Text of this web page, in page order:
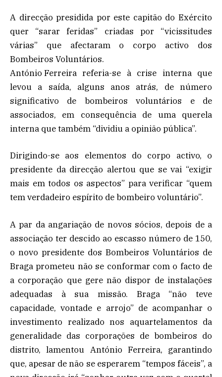
A direcção presidida por este capitão do Exército
quer “sarar feridas” criadas por “vicissitudes
várias” que afectaram o corpo activo dos
Bombeiros Voluntários.
António Ferreira referia-se à crise interna que
levou a saída, alguns anos atrás, de número
significativo de bombeiros voluntários e de
associados, em consequência de uma querela
interna que também “dividiu a opinião pública”.
Dirigindo-se aos elementos do corpo activo, o
presidente da direcção alertou que se vai “exigir
mais em todos os aspectos” para verificar “quem
tem verdadeiro espírito de bombeiro voluntário”.
A par da angariação de novos sócios, depois de a
associação ter descido ao escasso número de 150,
o novo presidente dos Bombeiros Voluntários de
Braga prometeu não se conformar com o facto de
a corporação que gere não dispor de instalações
adequadas à sua missão. Braga “não teve
capacidade, vontade e arrojo” de acompanhar o
investimento realizado nos aquartelamentos da
generalidade das corporações de bombeiros do
distrito, lamentou António Ferreira, garantindo
que, apesar de não se esperarem “tempos fáceis”, a